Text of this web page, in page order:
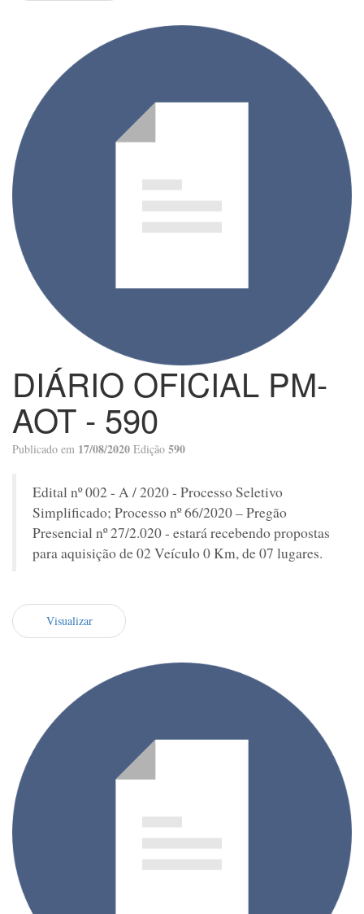
DIÁRIO OFICIAL PM-
AOT - 590
Publicado em 17/08/2020 Edição 590
Edital nº 002 - A / 2020 - Processo Seletivo
Simplificado; Processo nº 66/2020 – Pregão
Presencial nº 27/2.020 - estará recebendo propostas
para aquisição de 02 Veículo 0 Km, de 07 lugares.
Visualizar